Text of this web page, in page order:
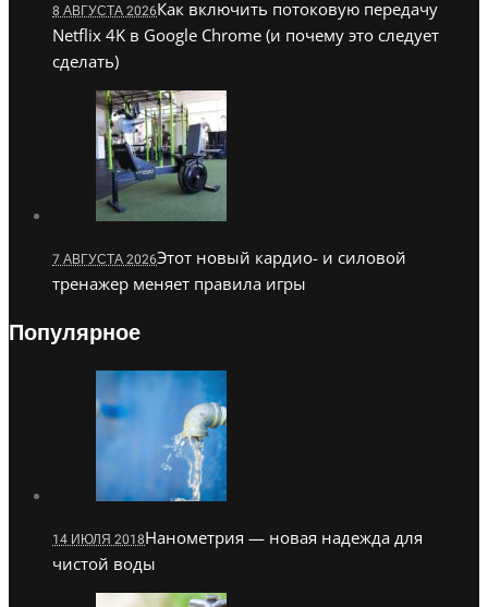
8 АВГУСТА 2026Как включить потоковую передачу
Netflix 4K в Google Chrome (и почему это следует
сделать)
7 АВГУСТА 2026Этот новый кардио- и силовой
тренажер меняет правила игры
Популярное
14 ИЮЛЯ 2018Нанометрия — новая надежда для
чистой воды